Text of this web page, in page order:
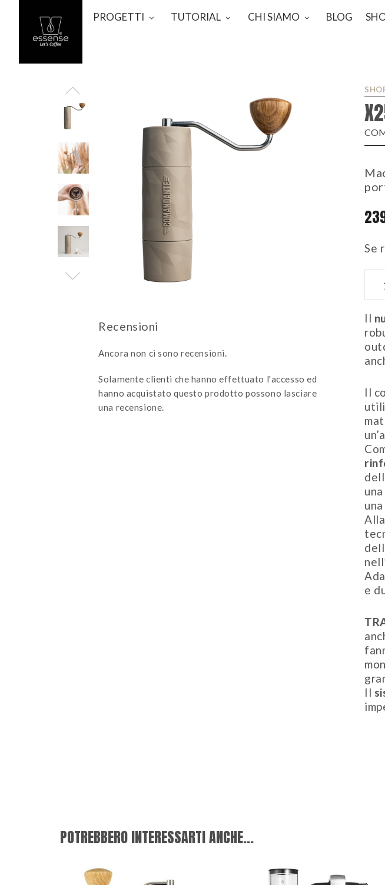
PROGETTI TUTORIAL CHI SIAMO BLOG
Ancora non ci sono recensioni.
Solamente clienti che hanno effettuato l'accesso ed
hanno acquistato questo prodotto possono lasciare
una recensione.
Se
Il
Il
e
Il
POTREBBERO INTERESSARTI ANCHE...